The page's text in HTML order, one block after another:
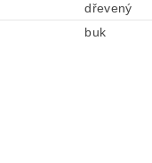
dřevený
buk